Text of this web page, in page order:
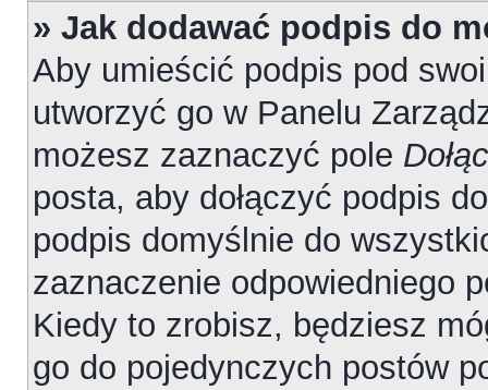
» Jak dodawać podpis do
Aby umieścić podpis pod
utworzyć go w Panelu
możesz zaznaczyć pole
posta, aby dołączyć podpis
podpis domyślnie do
zaznaczenie odpowiedniego
Kiedy to zrobisz, będziesz
go do pojedynczych postów